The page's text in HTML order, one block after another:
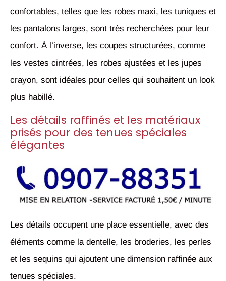
confortables, telles que les robes maxi, les tuniques et
les pantalons larges, sont très recherchées pour leur
confort. À l’inverse, les coupes structurées, comme
les vestes cintrées, les robes ajustées et les jupes
crayon, sont idéales pour celles qui souhaitent un look
plus habillé.
Les détails raffinés et les matériaux
prisés pour des tenues spéciales
élégantes
Les détails occupent une place essentielle, avec des
éléments comme la dentelle, les broderies, les perles
et les sequins qui ajoutent une dimension raffinée aux
tenues spéciales.